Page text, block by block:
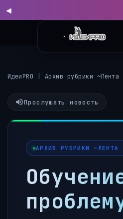
ИдеиPRO Архив рубрики ~Лента
Прослушать новость
АРХИВ РУБРИКИ ~ЛЕНТА